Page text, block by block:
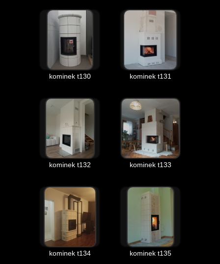
kominek t130 kominek t131
kominek t132 kominek t133
kominek t134 kominek t135